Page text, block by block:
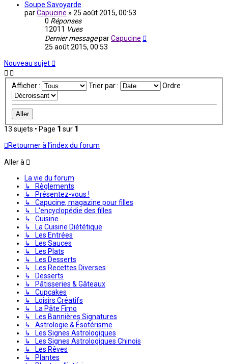
Soupe Savoyarde
parCapucine » 25 août 2015, 00:53
0 Réponses
12011 Vues
Dernier messageparCapucine
25 août 2015, 00:53
Nouveau sujet
Afficher : Trier par : Ordre :
13 sujets • Page 1 sur 1
Retourner à l’index du forum
Aller à
La vie du forum
↳ Règlements
↳ Présentez-vous !
↳ Capucine, magazine pour filles
↳ L'encyclopédie des filles
↳ Cuisine
↳ La Cuisine Diététique
↳ Les Entrées
↳ Les Sauces
↳ Les Plats
↳ Les Desserts
↳ Les Recettes Diverses
↳ Desserts
↳ Pâtisseries & Gâteaux
↳ Cupcakes
↳ Loisirs Créatifs
↳ La Pâte Fimo
↳ Les Bannières Signatures
↳ Astrologie & Ésotérisme
↳ Les Signes Astrologiques
↳ Les Signes Astrologiques Chinois
↳ Les Rêves
↳ Plantes